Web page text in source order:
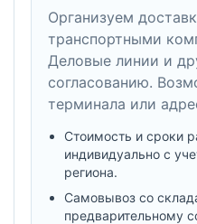
Организуем
транспортными
Деловые линии и
согласованию.
терминала или
Стоимость и сроки
индивидуально с
региона.
Самовывоз со
предварительному